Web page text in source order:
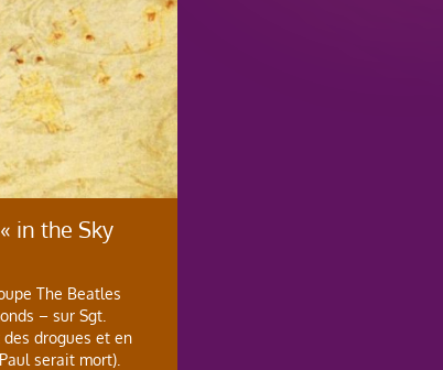
in the Sky
The Beatles
– sur Sgt.
des drogues et en
serait mort).